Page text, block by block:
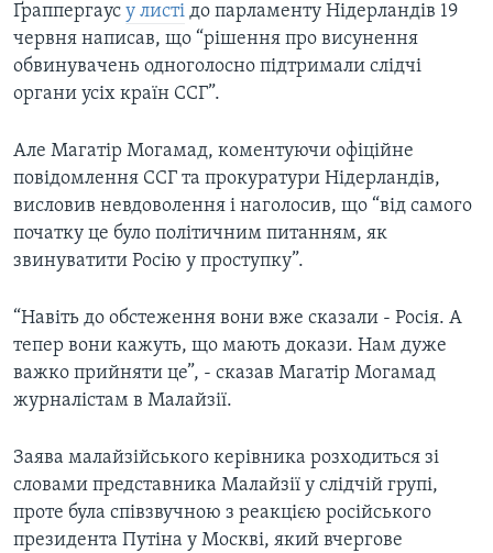
Ґраппергаус у листі до парламенту Нідерландів 19
червня написав, що “рішення про висунення
обвинувачень одноголосно підтримали слідчі
органи усіх країн ССГ”.
Але Магатір Могамад, коментуючи офіційне
повідомлення ССГ та прокуратури Нідерландів,
висловив невдоволення і наголосив, що “від самого
початку це було політичним питанням, як
звинуватити Росію у проступку”.
“Навіть до обстеження вони вже сказали - Росія. А
тепер вони кажуть, що мають докази. Нам дуже
важко прийняти це”, - сказав Магатір Могамад
журналістам в Малайзії.
Заява малайзійського керівника розходиться зі
словами представника Малайзії у слідчій групі,
проте була співзвучною з реакцією російського
президента Путіна у Москві, який вчергове